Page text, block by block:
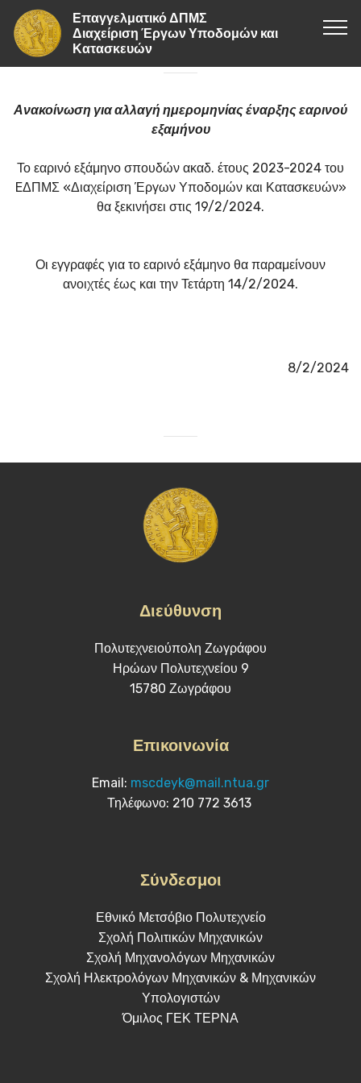
Επαγγελματικό ΔΠΜΣ
Διαχείριση Έργων Υποδομών και
Κατασκευών
Ανακοίνωση για αλλαγή ημερομηνίας έναρξης εαρινού
εξαμήνου
Το εαρινό εξάμηνο σπουδών ακαδ. έτους 2023-2024 του
EΔΠΜΣ «Διαχείριση Έργων Υποδομών και Κατασκευών»
θα ξεκινήσει στις 19/2/2024.
Οι εγγραφές για το εαρινό εξάμηνο θα παραμείνουν
ανοιχτές έως και την Τετάρτη 14/2/2024.
8/2/2024
Διεύθυνση
Πολυτεχνειούπολη Ζωγράφου
Ηρώων Πολυτεχνείου 9
15780 Ζωγράφου
Επικοινωνία
Email: mscdeyk@mail.ntua.gr
Τηλέφωνο: 210 772 3613
Σύνδεσμοι
Εθνικό Μετσόβιο Πολυτεχνείο
Σχολή Πολιτικών Μηχανικών
Σχολή Μηχανολόγων Μηχανικών
Σχολή Ηλεκτρολόγων Μηχανικών & Μηχανικών
Υπολογιστών
Όμιλος ΓΕΚ ΤΕΡΝΑ